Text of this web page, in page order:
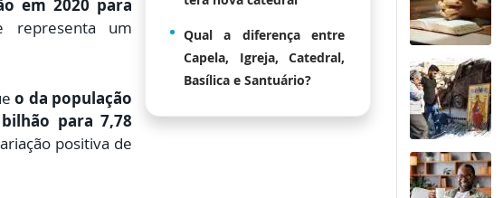
Qual a diferença entre
Capela, Igreja, Catedral,
Basílica e Santuário?
em 2020 para
um
o da população
para 7,78
positiva de